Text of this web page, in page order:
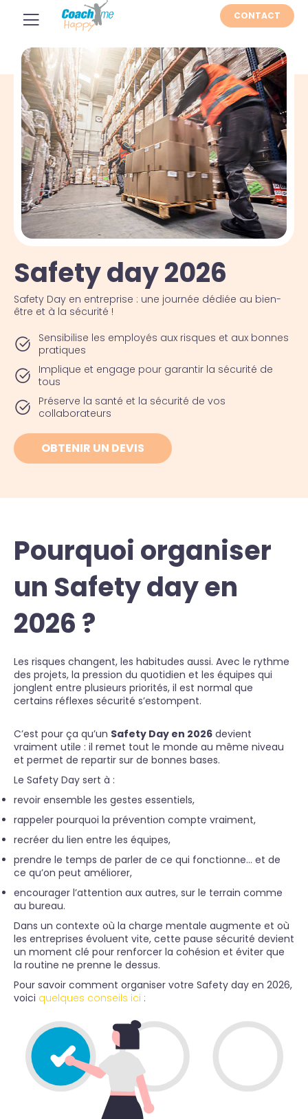
CONTACT
Safety day 2026
Safety Day en entreprise : une journée dédiée au bien-
être et à la sécurité !
Sensibilise les employés aux risques et aux bonnes
pratiques
Implique et engage pour garantir la sécurité de
tous
Préserve la santé et la sécurité de vos
collaborateurs
OBTENIR UN DEVIS
Pourquoi organiser
un Safety day en
2026 ?
Les risques changent, les habitudes aussi. Avec le rythme
des projets, la pression du quotidien et les équipes qui
jonglent entre plusieurs priorités, il est normal que
certains réflexes sécurité s’estompent.
C’est pour ça qu’un Safety Day en 2026 devient
vraiment utile : il remet tout le monde au même niveau
et permet de repartir sur de bonnes bases.
Le Safety Day sert à :
revoir ensemble les gestes essentiels,
rappeler pourquoi la prévention compte vraiment,
recréer du lien entre les équipes,
prendre le temps de parler de ce qui fonctionne… et de
ce qu’on peut améliorer,
encourager l’attention aux autres, sur le terrain comme
au bureau.
Dans un contexte où la charge mentale augmente et où
les entreprises évoluent vite, cette pause sécurité devient
un moment clé pour renforcer la cohésion et éviter que
la routine ne prenne le dessus.
Pour savoir comment organiser votre Safety day en 2026,
voici quelques conseils ici :